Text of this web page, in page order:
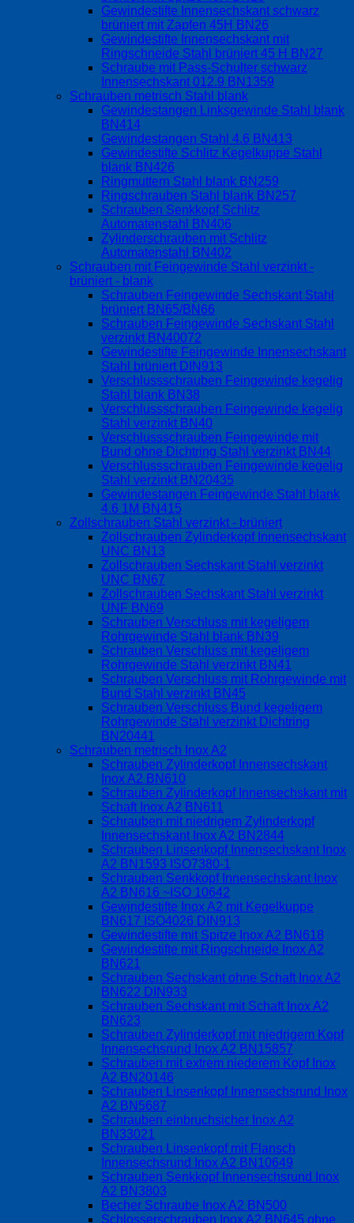
Gewindestifte Innensechskant schwarz
brüniert mit Zapfen 45H BN26
Gewindestifte Innensechskant mit
Ringschneide Stahl brüniert 45 H BN27
Schraube mit Pass-Schulter schwarz
Innensechskant 012.9 BN1359
Schrauben metrisch Stahl blank
Gewindestangen Linksgewinde Stahl blank
BN414
Gewindestangen Stahl 4.6 BN413
Gewindestifte Schlitz Kegelkuppe Stahl
blank BN426
Ringmuttern Stahl blank BN259
Ringschrauben Stahl blank BN257
Schrauben Senkkopf Schlitz
Automatenstahl BN406
Zylinderschrauben mit Schlitz
Automatenstahl BN402
Schrauben mit Feingewinde Stahl verzinkt -
brüniert - blank
Schrauben Feingewinde Sechskant Stahl
brüniert BN65/BN66
Schrauben Feingewinde Sechskant Stahl
verzinkt BN40072
Gewindestifte Feingewinde Innensechskant
Stahl brüniert DIN913
Verschlussschrauben Feingewinde kegelig
Stahl blank BN38
Verschlussschrauben Feingewinde kegelig
Stahl verzinkt BN40
Verschlussschrauben Feingewinde mit
Bund ohne Dichtring Stahl verzinkt BN44
Verschlussschrauben Feingewinde kegelig
Stahl verzinkt BN20435
Gewindestangen Feingewinde Stahl blank
4.6 1M BN415
Zollschrauben Stahl verzinkt - brüniert
Zollschrauben Zylinderkopf Innensechskant
UNC BN13
Zollschrauben Sechskant Stahl verzinkt
UNC BN67
Zollschrauben Sechskant Stahl verzinkt
UNF BN69
Schrauben Verschluss mit kegeligem
Rohrgewinde Stahl blank BN39
Schrauben Verschluss mit kegeligem
Rohrgewinde Stahl verzinkt BN41
Schrauben Verschluss mit Rohrgewinde mit
Bund Stahl verzinkt BN45
Schrauben Verschluss Bund kegeligem
Rohrgewinde Stahl verzinkt Dichtring
BN20441
Schrauben metrisch Inox A2
Schrauben Zylinderkopf Innensechskant
Inox A2 BN610
Schrauben Zylinderkopf Innensechskant mit
Schaft Inox A2 BN611
Schrauben mit niedrigem Zylinderkopf
Innensechskant Inox A2 BN2844
Schrauben Linsenkopf Innensechskant Inox
A2 BN1593 ISO7380-1
Schrauben Senkkopf Innensechskant Inox
A2 BN616 ~ISO 10642
Gewindestifte Inox A2 mit Kegelkuppe
BN617 ISO4026 DIN913
Gewindestifte mit Spitze Inox A2 BN618
Gewindestifte mit Ringschneide Inox A2
BN621
Schrauben Sechskant ohne Schaft Inox A2
BN622 DIN933
Schrauben Sechskant mit Schaft Inox A2
BN623
Schrauben Zylinderkopf mit niedrigem Kopf
Innensechsrund Inox A2 BN15857
Schrauben mit extrem niederem Kopf Inox
A2 BN20146
Schrauben Linsenkopf Innensechsrund Inox
A2 BN5687
Schrauben einbruchsicher Inox A2
BN33021
Schrauben Linsenkopf mit Flansch
Innensechsrund Inox A2 BN10649
Schrauben Senkkopf Innensechsrund Inox
A2 BN3803
Becher Schraube Inox A2 BN500
Schlosserschrauben Inox A2 BN645 ohne